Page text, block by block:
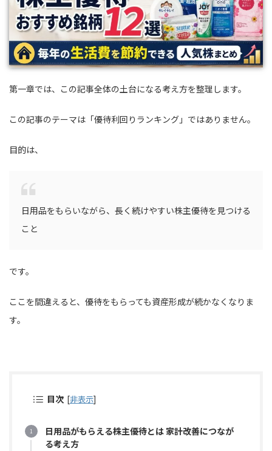
第一章では、この記事全体の土台になる考え方を整理します。
この記事のテーマは「優待利回りランキング」ではありません。
目的は、
日用品をもらいながら、長く続けやすい株主優待を見つける
こと
です。
ここを間違えると、優待をもらっても資産形成が続かなくなりま
す。
目次 [非表示]
日用品がもらえる株主優待とは 家計改善につなが
る考え方